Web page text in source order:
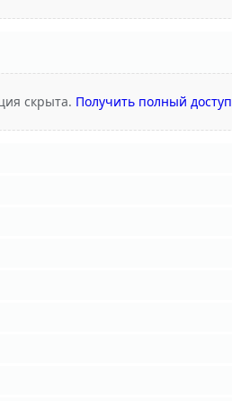
скрыта. Получить полный доступ